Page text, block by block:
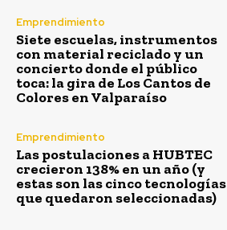
Emprendimiento
Siete escuelas, instrumentos
con material reciclado y un
concierto donde el público
toca: la gira de Los Cantos de
Colores en Valparaíso
Emprendimiento
Las postulaciones a HUBTEC
crecieron 138% en un año (y
estas son las cinco tecnologías
que quedaron seleccionadas)